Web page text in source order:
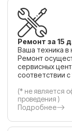
Ремонт за 15
Ваша техника в
Ремонт
сервисных
соответствии
(* не является
проведения )
Подробнее